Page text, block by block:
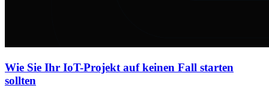
Wie Sie Ihr IoT-Projekt auf keinen Fall starten
sollten